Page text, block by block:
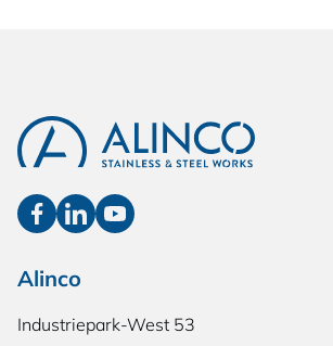
Alinco
Industriepark-West 53